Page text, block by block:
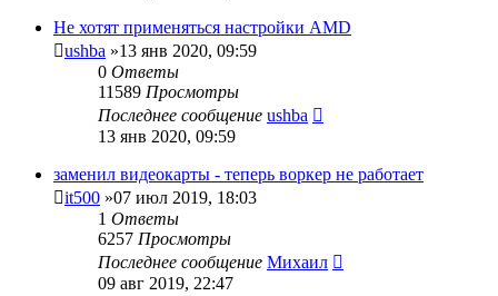
Не хотят применяться настройки AMD
ushba »13 янв 2020, 09:59
0 Ответы
11589 Просмотры
Последнее сообщение ushba
13 янв 2020, 09:59
заменил видеокарты - теперь воркер не работает
it500 »07 июл 2019, 18:03
1 Ответы
6257 Просмотры
Последнее сообщение Михаил
09 авг 2019, 22:47